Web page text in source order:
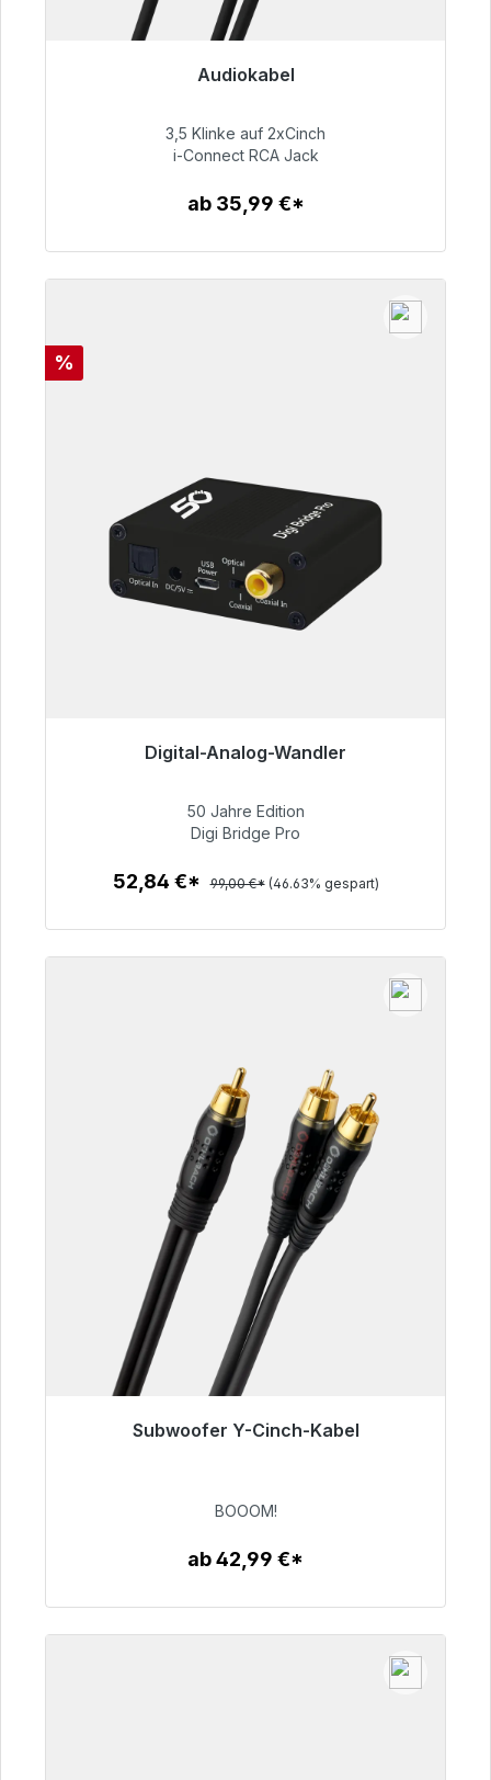
Audiokabel
51,99 €
3,5 Klinke auf 2xCinch
i-Connect RCA Jack
ab 35,99 €*
Rabatt
%
Digital-Analog-Wandler
52,84 €
50 Jahre Edition
Digi Bridge Pro
52,84 €* 99,00 €* (46.63% gespart)
Subwoofer Y-Cinch-Kabel
53,49 €
BOOOM!
ab 42,99 €*